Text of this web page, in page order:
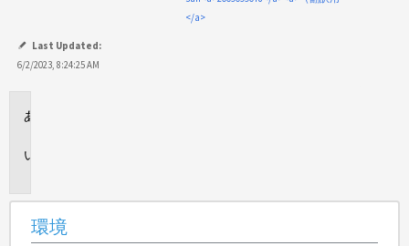
</a>
Last Updated:
6/2/2023, 8:24:25 AM
環境